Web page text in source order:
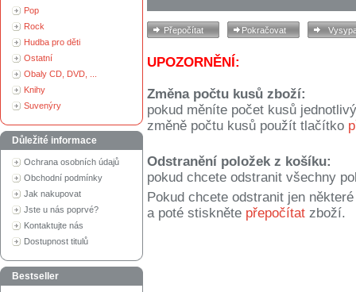
Pop
Rock
Hudba pro děti
Ostatní
Obaly CD, DVD, ...
Knihy
Suvenýry
Důležité informace
Ochrana osobních údajů
Obchodní podmínky
Jak nakupovat
Jste u nás poprvé?
Kontaktujte nás
Dostupnost titulů
Bestseller
UPOZORNĚNÍ:
Změna počtu kusů zboží:
pokud měníte počet kusů
změně počtu kusů použít tlačítko
Odstranění položek z košíku:
pokud chcete odstranit všechny
Pokud chcete odstranit jen
a poté stiskněte přepočítat zboží.